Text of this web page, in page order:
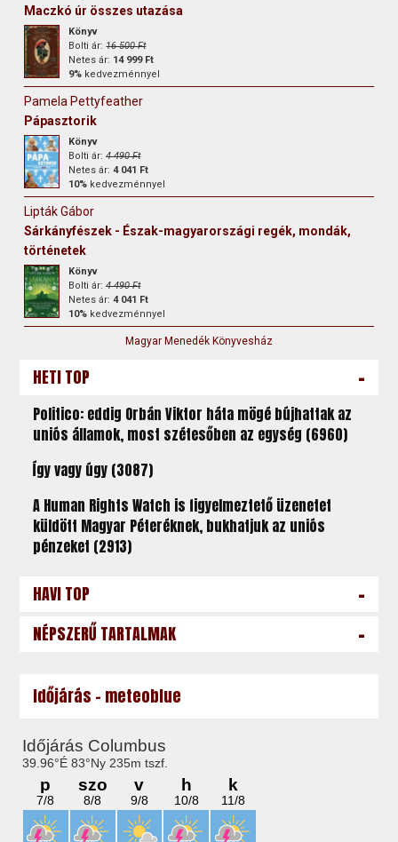
Maczkó úr összes utazása
Könyv
Bolti ár:16 500 Ft
Netes ár: 14 999 Ft
9% kedvezménnyel
Pamela Pettyfeather
Pápasztorik
Könyv
Bolti ár:4 490 Ft
Netes ár:4 041 Ft
10% kedvezménnyel
Lipták Gábor
Sárkányfészek - Észak-magyarországi regék, mondák,
történetek
Könyv
Bolti ár:4 490 Ft
Netes ár:4 041 Ft
10% kedvezménnyel
Magyar Menedék Könyvesház
HETI TOP -
Politico: eddig Orbán Viktor háta mögé bújhattak az
uniós államok, most szétesőben az egység (6960)
Így vagy úgy (3087)
A Human Rights Watch is figyelmeztető üzenetet
küldött Magyar Péteréknek, bukhatjuk az uniós
pénzeket (2913)
HAVI TOP -
NÉPSZERŰ TARTALMAK -
Időjárás - meteoblue